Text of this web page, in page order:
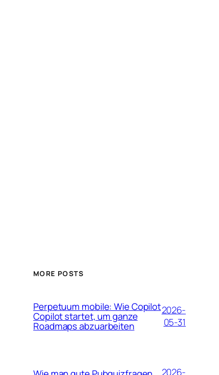
MORE POSTS
Perpetuum mobile: Wie Copilot
Copilot startet, um ganze
Roadmaps abzuarbeiten
2026-
05-31
2026-